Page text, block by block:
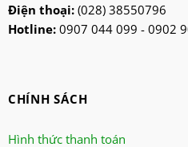
nanoco
ninosun
oulai
Panasonic
Điện thoại: (028) 38550796
Hotline:0907 044 099 - 0902
CHÍNH SÁCH
Hình thức thanh toán